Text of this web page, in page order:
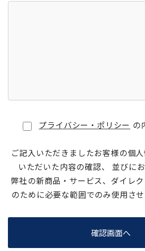
プライバシー・ポリシー の
ご記入いただきましたお客様の個
いただいた内容の確認、 並びに
弊社の新商品・サービス、ダイレ
のために必要な範囲でのみ使用させ
確認画面へ